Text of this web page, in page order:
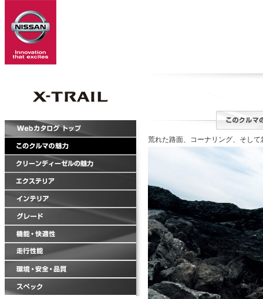
荒れた路面、コーナリング、そし